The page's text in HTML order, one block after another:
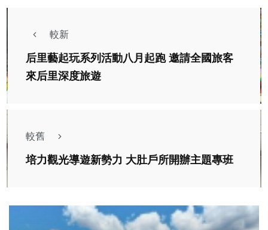
較新
后里藝起玩系列活動八月起跑 邀請全國旅客
來后里深度旅遊
較舊
培力觀光導遊新勢力 大肚戶所開辦主題專班